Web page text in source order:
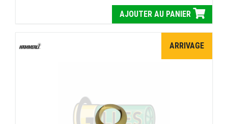
AJOUTER AU PANIER
ARRIVAGE